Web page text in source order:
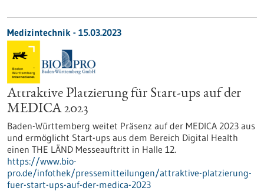
Medizintechnik - 15.03.2023
Attraktive Platzierung für Start-ups auf der
MEDICA 2023
Baden-Württemberg weitet Präsenz auf der MEDICA 2023 aus
und ermöglicht Start-ups aus dem Bereich Digital Health
einen THE LÄND Messeauftritt in Halle 12.
https://www.bio-
pro.de/infothek/pressemitteilungen/attraktive-platzierung-
fuer-start-ups-auf-der-medica-2023